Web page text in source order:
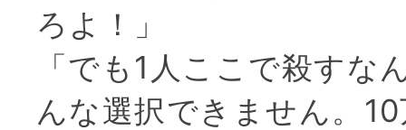
ろよ！」
「でも1人ここで殺す
んな選択できません。